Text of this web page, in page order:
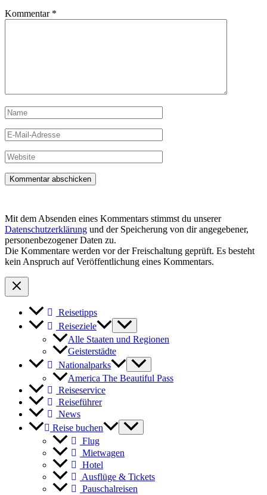
Kommentar *
Name
E-
Mail-
Adresse
Website
Mit dem Absenden eines Kommentars stimmst du unserer
Datenschutzerklärung und der Speicherung von dir angegebener,
personenbezogener Daten zu.
Die Kommentare werden vor der Freischaltung geprüft. Es besteht
kein Anspruch auf Veröffentlichung eines Kommentars.
Reisetipps
Reiseziele
Alle Staaten und Regionen
Geisterstädte
Nationalparks
America The Beautiful Pass
Reiseservice
Reiseführer
News
Reise buchen
Flug
Mietwagen
Hotel
Ausflüge & Tickets
Pauschalreisen